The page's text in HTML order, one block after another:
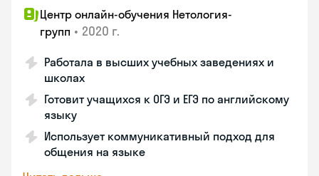
Центр онлайн-обучения Нетология-
групп • 2020 г.
Работала в высших учебных заведениях и
школах
Готовит учащихся к ОГЭ и ЕГЭ по английскому
языку
Использует коммуникативный подход для
общения на языке